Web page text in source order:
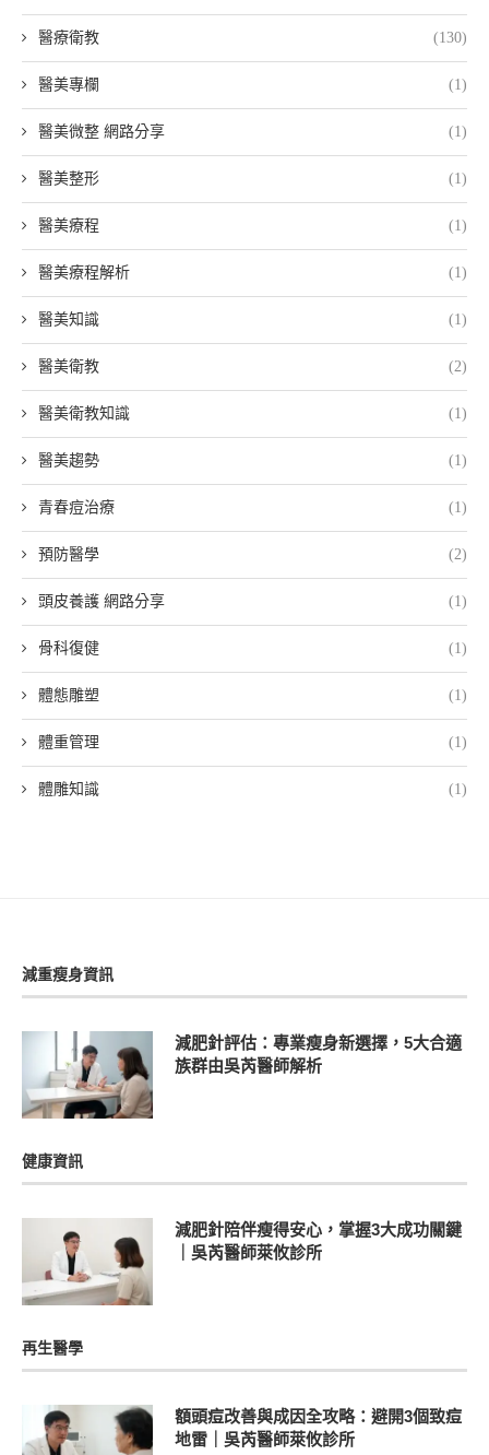
醫療衛教 (130)
醫美專欄 (1)
醫美微整 網路分享 (1)
醫美整形 (1)
醫美療程 (1)
醫美療程解析 (1)
醫美知識 (1)
醫美衛教 (2)
醫美衛教知識 (1)
醫美趨勢 (1)
青春痘治療 (1)
預防醫學 (2)
頭皮養護 網路分享 (1)
骨科復健 (1)
體態雕塑 (1)
體重管理 (1)
體雕知識 (1)
減重瘦身資訊
減肥針評估：專業瘦身新選擇，5大合適
族群由吳芮醫師解析
健康資訊
減肥針陪伴瘦得安心，掌握3大成功關鍵
｜吳芮醫師萊攸診所
再生醫學
額頭痘改善與成因全攻略：避開3個致痘
地雷｜吳芮醫師萊攸診所